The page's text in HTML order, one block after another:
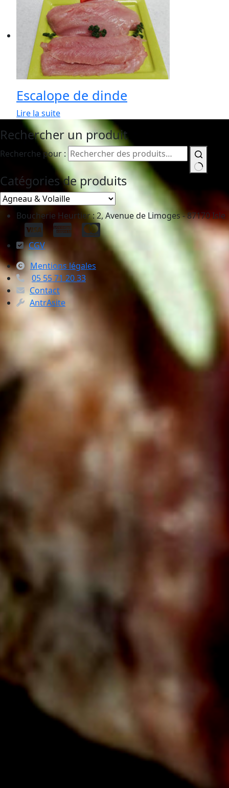
Escalope de dinde
Lire la suite
Rechercher un produit
Recherche pour :
Catégories de produits
Boucherie Heurtier : 2, Avenue de Limoges - 87170 Isle
CGV
Mentions légales
05 55 71 20 33
Contact
AntrAsite